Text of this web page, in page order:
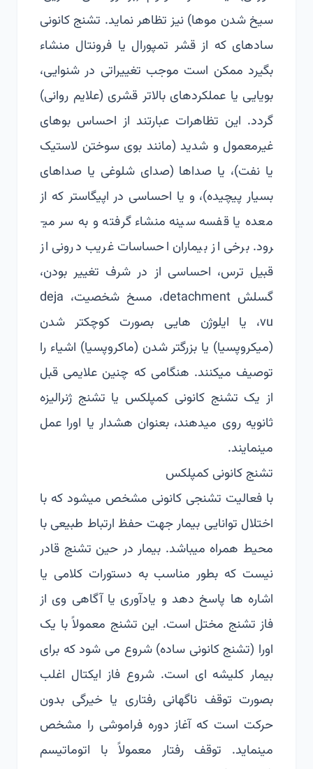
سیخ شدن موها) نیز تظاهر نماید. تشنج کانونی
ساده­ای که از قشر تمپورال یا فرونتال منشاء
بگیرد ممکن است موجب تغییراتی در شنوایی،
بویایی یا عملکردهای بالاتر قشری (علایم روانی)
گردد. این تظاهرات عبارتند از احساس بوهای
غیرمعمول و شدید (مانند بوی سوختن لاستیک
یا نفت)، یا صداها (صدای شلوغی یا صداهای
بسیار پیچیده)، و یا احساسی در اپیگاستر که از
معده یا قفسه سینه منشاء گرفته و به سر می­
رود. برخی از بیماران احساسات غریب درونی از
قبیل ترس، احساسی از در شرف تغییر بودن،
گسلش detachment، مسخ شخصیت، deja
vu، یا ایلوژن هایی بصورت کوچکتر شدن
(میکروپسیا) یا بزرگتر شدن (ماکروپسیا) اشیاء را
توصیف می­کنند. هنگامی که چنین علایمی قبل
از یک تشنج کانونی کمپلکس یا تشنج ژنرالیزه
ثانویه روی می­دهند، بعنوان هشدار یا اورا عمل
می­نمایند.
تشنج کانونی کمپلکس
با فعالیت تشنجی کانونی مشخص می­شود که با
اختلال توانایی بیمار جهت حفظ ارتباط طبیعی با
محیط همراه می­باشد. بیمار در حین تشنج قادر
نیست که بطور مناسب به دستورات کلامی یا
اشاره ها پاسخ دهد و یادآوری یا آگاهی وی از
فاز تشنج مختل است. این تشنج معمولاً با یک
اورا (تشنج کانونی ساده) شروع می شود که برای
بیمار کلیشه ای است. شروع فاز ایکتال اغلب
بصورت توقف ناگهانی رفتاری یا خیرگی بدون
حرکت است که آغاز دوره فراموشی را مشخص
می­نماید. توقف رفتار معمولاً با اتوماتیسم